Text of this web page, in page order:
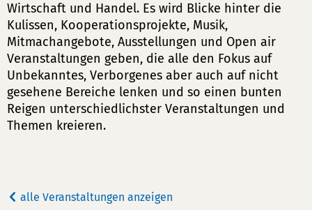
Wirtschaft und Handel. Es wird Blicke hinter die
Kulissen, Kooperationsprojekte, Musik,
Mitmachangebote, Ausstellungen und Open air
Veranstaltungen geben, die alle den Fokus auf
Unbekanntes, Verborgenes aber auch auf nicht
gesehene Bereiche lenken und so einen bunten
Reigen unterschiedlichster Veranstaltungen und
Themen kreieren.
alle Veranstaltungen anzeigen